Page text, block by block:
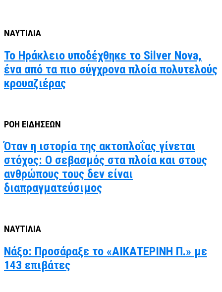
ΝΑΥΤΙΛΙΑ
Το Ηράκλειο υποδέχθηκε το Silver Nova,
ένα από τα πιο σύγχρονα πλοία πολυτελούς
κρουαζιέρας
ΡΟΗ ΕΙΔΗΣΕΩΝ
Όταν η ιστορία της ακτοπλοΐας γίνεται
στόχος: Ο σεβασμός στα πλοία και στους
ανθρώπους τους δεν είναι
διαπραγματεύσιμος
ΝΑΥΤΙΛΙΑ
Νάξο: Προσάραξε το «ΑΙΚΑΤΕΡΙΝΗ Π.» με
143 επιβάτες